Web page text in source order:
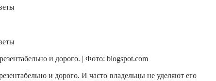
и дорого. | Фото: blogspot.com
и дорого. И часто владельцы не уделяют его